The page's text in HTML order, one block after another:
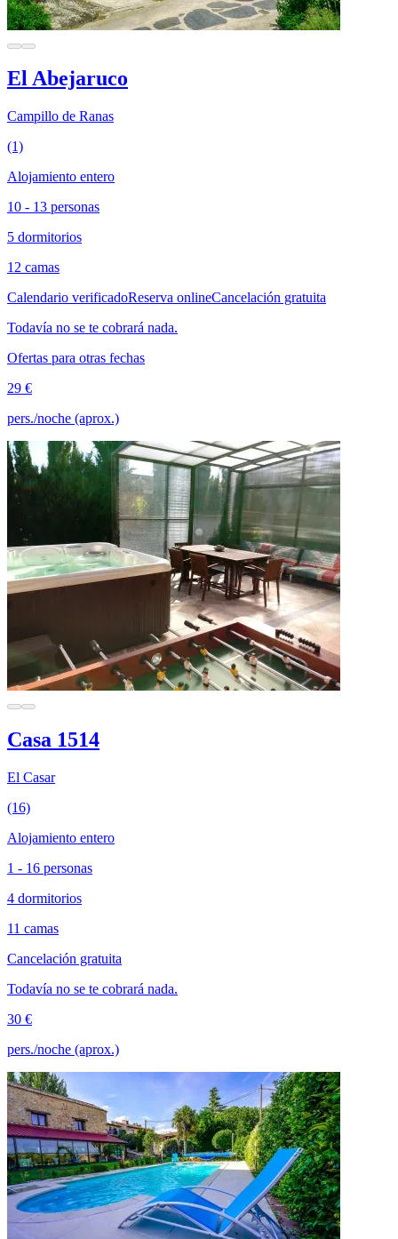
El Abejaruco
Campillo de Ranas
(1)
Alojamiento entero
10 - 13 personas
5 dormitorios
12 camas
Calendario verificadoReserva onlineCancelación gratuita
Todavía no se te cobrará nada.
Ofertas para otras fechas
29 €
pers./noche (aprox.)
Casa 1514
El Casar
(16)
Alojamiento entero
1 - 16 personas
4 dormitorios
11 camas
Cancelación gratuita
Todavía no se te cobrará nada.
30 €
pers./noche (aprox.)